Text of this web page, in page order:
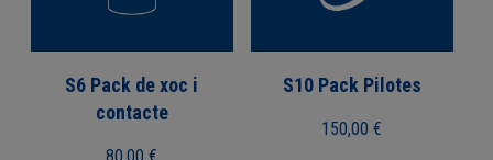
S6 Pack de xoc i
contacte
S10 Pack Pilotes
150,00€